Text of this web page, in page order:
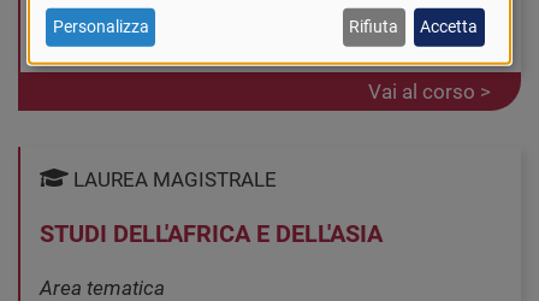
PAVIA - Università degli Studi
Vai al corso >
LAUREA MAGISTRALE
STUDI DELL'AFRICA E DELL'ASIA
Area tematica
Personalizza Rifiuta Accetta